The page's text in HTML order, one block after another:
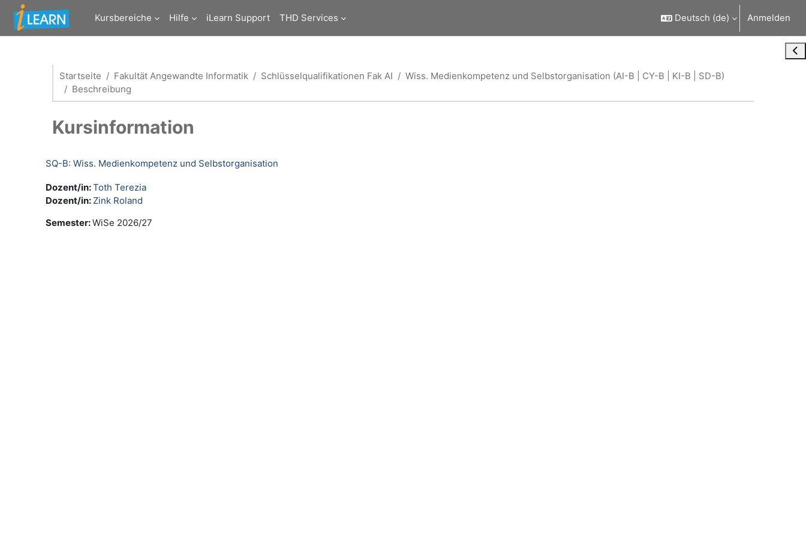
Zum Hauptinhalt
Kursbereiche
Hilfe iLearn Support THD Services Deutsch ‎(de)‎ Anmelden
Startseite Fakultät Angewandte Informatik Schlüsselqualifikationen Fak AI
Wiss. Medienkompetenz und Selbstorganisation (AI-B | CY-B | KI-B | SD-B)
Beschreibung
Kursinformation
SQ-B: Wiss. Medienkompetenz und Selbstorganisation
Dozent/in:Toth Terezia
Dozent/in: Zink Roland
Semester:WiSe 2026/27